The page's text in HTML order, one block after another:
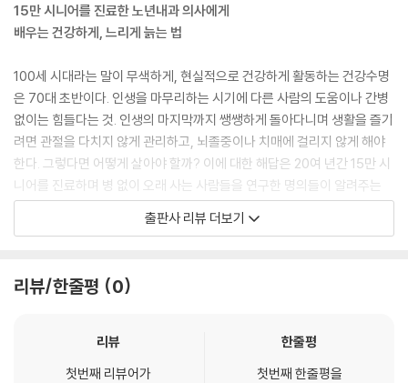
고령자가 골절을 예방하려면 게이트볼 같은 운동이나 하루 8,000걸음 정
도의 산책을 해야 합니다. 운동을 해야 하는 이유는 뼈를 튼튼하게 만들려
면 뼈에 중력 자극을 주어야 하기 때문입니다. ‘운동을 통한 중력 자극’, 이
것이 뼈를 튼튼하게 만들기 위한 필수 요소입니다.
--- p.120
근육을 강화할 때 중요한 것은 균형입니다. 속근을 단련하는 데만 열중하
는 것은 결코 칭찬받을 일이 아닙니다. 근육을 천천히 움직이며 지근 훈련
을 하는 것도 중요합니다. 일상생활에서는 앉기, 서기, 걷기와 같은 비교적
느린 동작이 자주 반복됩니다. 이런 장면에서는 당연히 지근이 많이 쓰입
니다. 그러므로 지근을 단련하면 근육을 장시간 사용해도 쉽게 피로해지지
--- p.151
생각할 것이다. 하지만 그것은 섣부른 생각이다. 이번 장에서 소개한 셀프
케어를 게을리하면 발기부전 치료제를 복용해도 효과를 보지 못하는 경우
15만 시니어를 진료한 노년내과 의사에게
배우는 건강하게, 느리게 늙는 법
100세 시대라는 말이 무색하게, 현실적으로 건강하게 활동하는 건강수명
은 70대 초반이다. 인생을 마무리하는 시기에 다른 사람의 도움이나 간병
없이는 힘들다는 것. 인생의 마지막까지 쌩쌩하게 돌아다니며 생활을 즐기
려면 관절을 다치지 않게 관리하고, 뇌졸중이나 치매에 걸리지 않게 해야
한다. 그렇다면 어떻게 살아야 할까? 이에 대한 해답은 20여 년간 15만 시
니어를 진료하며 병 없이 오래 사는 사람들을 연구한 명의들이 알려주는
방법을 알려주는 책이 드디어 출간됐다.0여 년간 15만 시니어를 진료하며
병 없이 오래 사는 사람들을 연구한 명의들이 알려주는 방법을 알려주는
『50부터, 느리게 나이 드는 습관』은 서기와 걷기, 관절, 뼈, 근육, 뇌, 혈관,
방법을 제시한다. 지금 당장 시작할 수 있는, 작지만 꾸준한 실천법을 알려
출판사 리뷰 더보기
리뷰/한줄평 0
리뷰
첫번째 리뷰어가
한줄평
첫번째 한줄평을